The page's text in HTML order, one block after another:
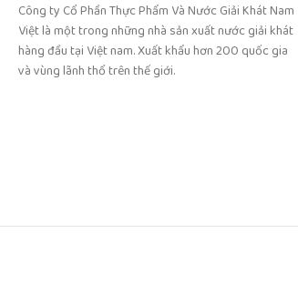
Công ty Cổ Phần Thực Phẩm Và Nước Giải Khát Nam
Việt là một trong những nhà sản xuất nước giải khát
hàng đầu tại Việt nam. Xuất khẩu hơn 200 quốc gia
và vùng lãnh thổ trên thế giới.